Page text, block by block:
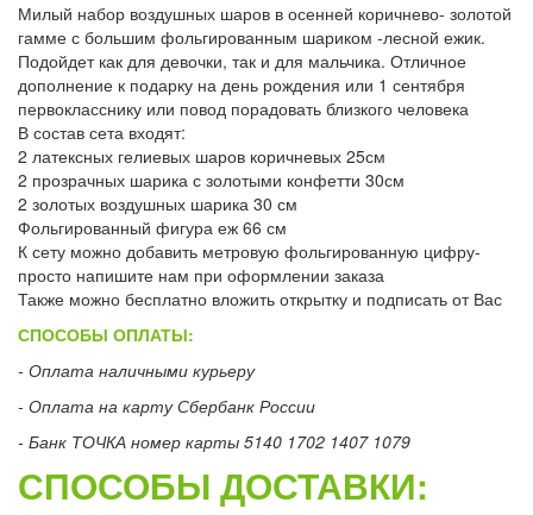
Милый набор воздушных шаров в осенней коричнево- золотой
гамме с большим фольгированным шариком -лесной ежик.
Подойдет как для девочки, так и для мальчика. Отличное
дополнение к подарку на день рождения или 1 сентября
первокласснику или повод порадовать близкого человека
В состав сета входят:
2 латексных гелиевых шаров коричневых 25см
2 прозрачных шарика с золотыми конфетти 30см
2 золотых воздушных шарика 30 см
Фольгированный фигура еж 66 см
К сету можно добавить метровую фольгированную цифру-
просто напишите нам при оформлении заказа
Также можно бесплатно вложить открытку и подписать от Вас
СПОСОБЫ ОПЛАТЫ:
- Оплата наличными курьеру
- Оплата на карту Сбербанк России
- Банк ТОЧКА номер карты 5140 1702 1407 1079
СПОСОБЫ ДОСТАВКИ: